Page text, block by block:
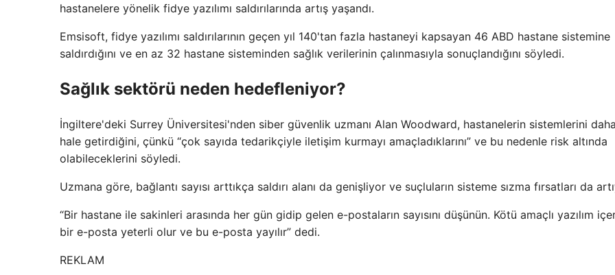
hastanelere yönelik fidye yazılımı saldırılarında artış yaşandı.
Emsisoft, fidye yazılımı saldırılarının geçen yıl 140'tan fazla hastaneyi kapsayan 46 ABD hastane sistemine
saldırdığını ve en az 32 hastane sisteminden sağlık verilerinin çalınmasıyla sonuçlandığını söyledi.
Sağlık sektörü neden hedefleniyor?
İngiltere'deki Surrey Üniversitesi'nden siber güvenlik uzmanı Alan Woodward, hastanelerin sistemlerini daha
hale getirdiğini, çünkü “çok sayıda tedarikçiyle iletişim kurmayı amaçladıklarını” ve bu nedenle risk altında
olabileceklerini söyledi.
Uzmana göre, bağlantı sayısı arttıkça saldırı alanı da genişliyor ve suçluların sisteme sızma fırsatları da
“Bir hastane ile sakinleri arasında her gün gidip gelen e-postaların sayısını düşünün. Kötü amaçlı yazılım
bir e-posta yeterli olur ve bu e-posta yayılır” dedi.
REKLAM